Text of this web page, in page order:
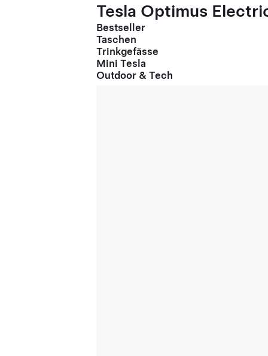
Tesla Optimus
Bestseller
Taschen
Trinkgefässe
Mini Tesla
Outdoor & Tech